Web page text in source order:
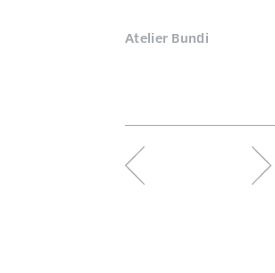
Atelier Bundi